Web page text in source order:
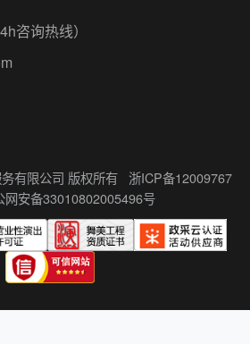
咨询热线）
有限公司 版权所有 浙ICP备12009767
网安备33010802005496号